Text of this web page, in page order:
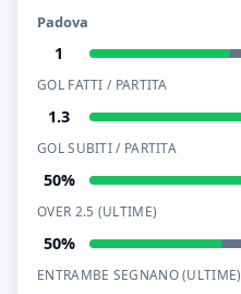
Padova
1
GOL FATTI / PARTITA
1.3
GOL SUBITI / PARTITA
50%
OVER 2.5 (ULTIME)
50%
ENTRAMBE SEGNANO (ULTIME)